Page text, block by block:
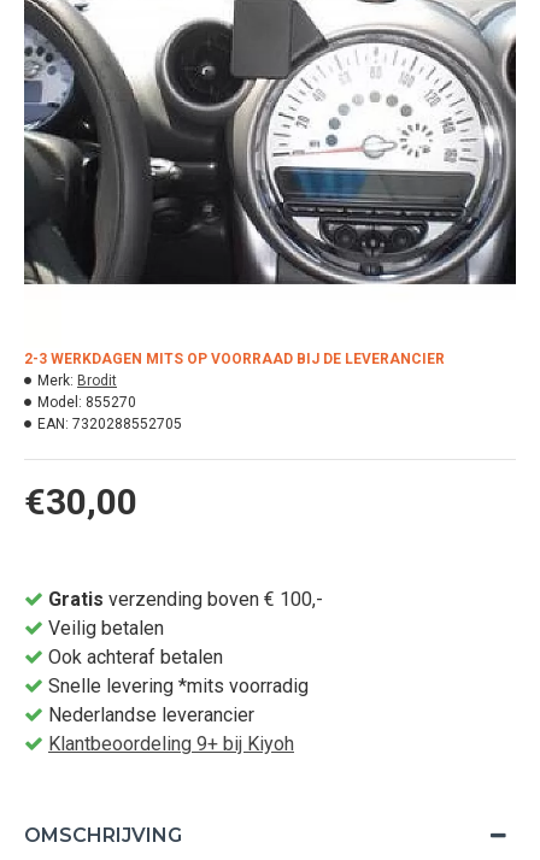
€30,00
2-3 WERKDAGEN MITS OP VOORRAAD BIJ DE LEVERANCIER
Merk: Brodit
Model: 855270
EAN: 7320288552705
Gratis verzending boven € 100,-
Veilig betalen
Ook achteraf betalen
Snelle levering *mits voorradig
Nederlandse leverancier
Klantbeoordeling 9+ bij Kiyoh
OMSCHRIJVING